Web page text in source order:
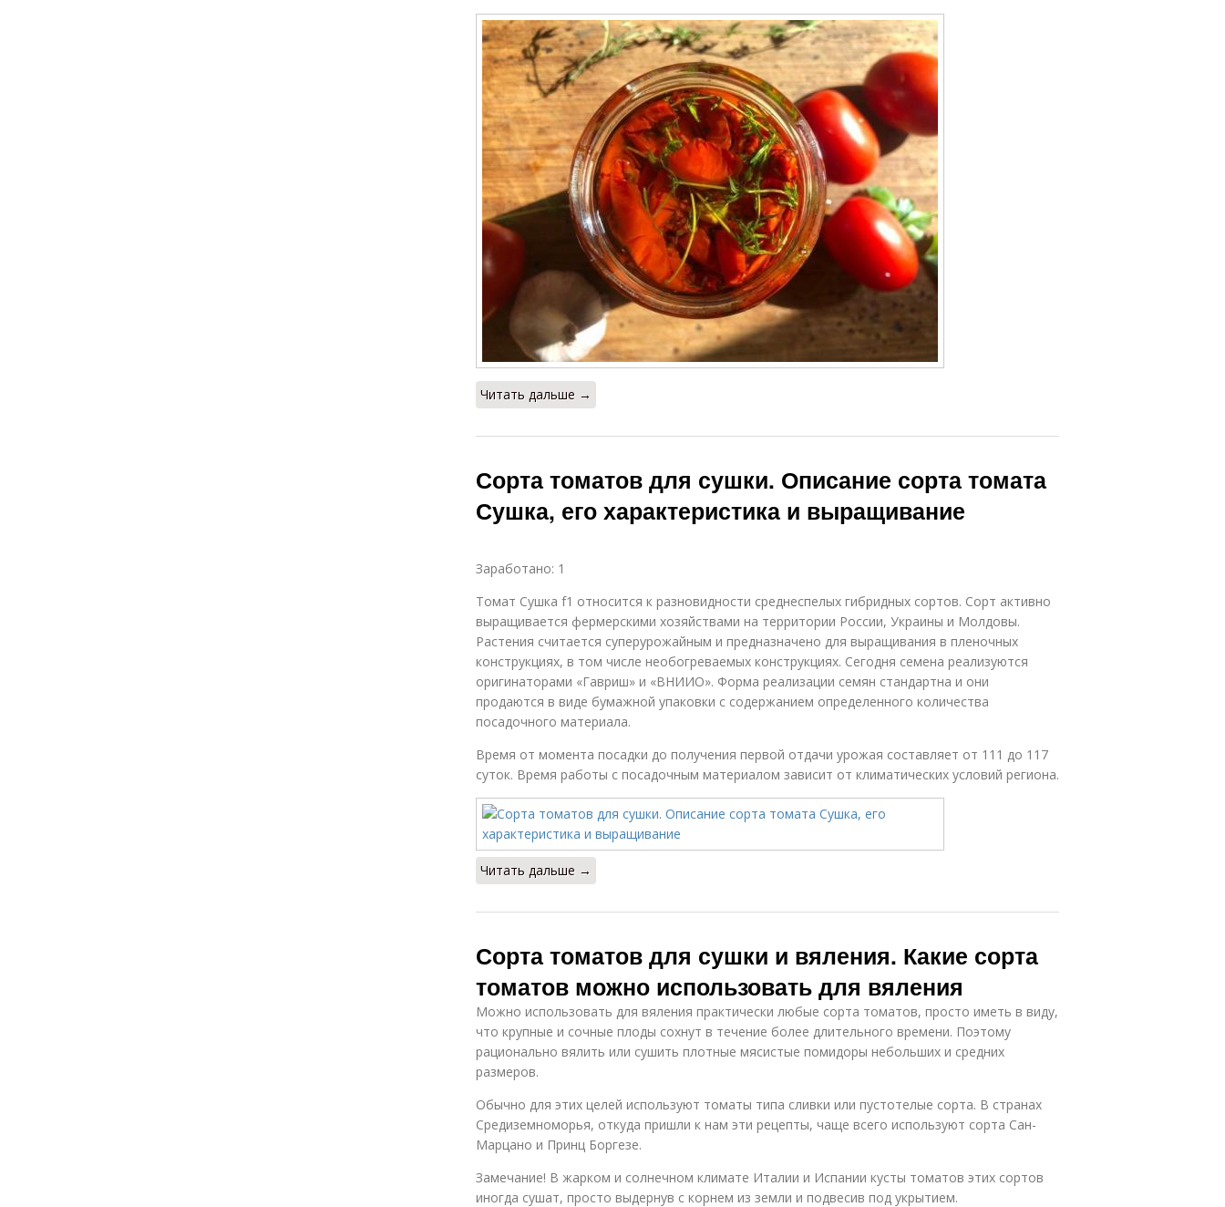
Читать дальше →
Сорта томатов для сушки. Описание сорта томата
Сушка, его характеристика и выращивание
Заработано: 1
Томат Сушка f1 относится к разновидности среднеспелых гибридных сортов. Сорт активно
выращивается фермерскими хозяйствами на территории России, Украины и Молдовы.
Растения считается суперурожайным и предназначено для выращивания в пленочных
конструкциях, в том числе необогреваемых конструкциях. Сегодня семена реализуются
оригинаторами «Гавриш» и «ВНИИО». Форма реализации семян стандартна и они
продаются в виде бумажной упаковки с содержанием определенного количества
посадочного материала.
Время от момента посадки до получения первой отдачи урожая составляет от 111 до 117
суток. Время работы с посадочным материалом зависит от климатических условий региона.
Читать дальше →
Сорта томатов для сушки и вяления. Какие сорта
томатов можно использовать для вяления
Можно использовать для вяления практически любые сорта томатов, просто иметь в виду,
что крупные и сочные плоды сохнут в течение более длительного времени. Поэтому
рационально вялить или сушить плотные мясистые помидоры небольших и средних
размеров.
Обычно для этих целей используют томаты типа сливки или пустотелые сорта. В странах
Средиземноморья, откуда пришли к нам эти рецепты, чаще всего используют сорта Сан-
Марцано и Принц Боргезе.
Замечание! В жарком и солнечном климате Италии и Испании кусты томатов этих сортов
иногда сушат, просто выдернув с корнем из земли и подвесив под укрытием.